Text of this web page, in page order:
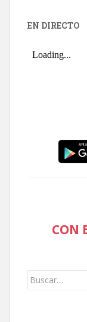
EN DIRECTO
CON
Buscar: